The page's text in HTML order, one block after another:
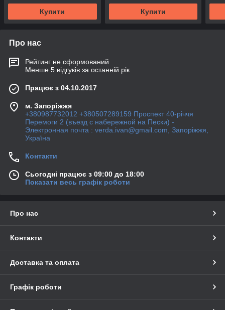
Купити Купити
Про нас
Рейтинг не сформований
Менше 5 відгуків за останній рік
Працює з 04.10.2017
м. Запоріжжя
+380987732012 +380507289159 Проспект 40-рiччя
Перемоги 2 (въезд с набережной на Пески) -
Электронная почта : verda.ivan@gmail.com, Запоріжжя,
Україна
Контакти
Сьогодні працює з 09:00 до 18:00
Показати весь графік роботи
Про нас
Контакти
Доставка та оплата
Графік роботи